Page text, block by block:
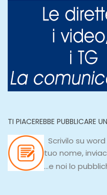
TI PIACEREBBE PUBBLICARE
Scrivilo su word
tuo nome,
...e noi lo